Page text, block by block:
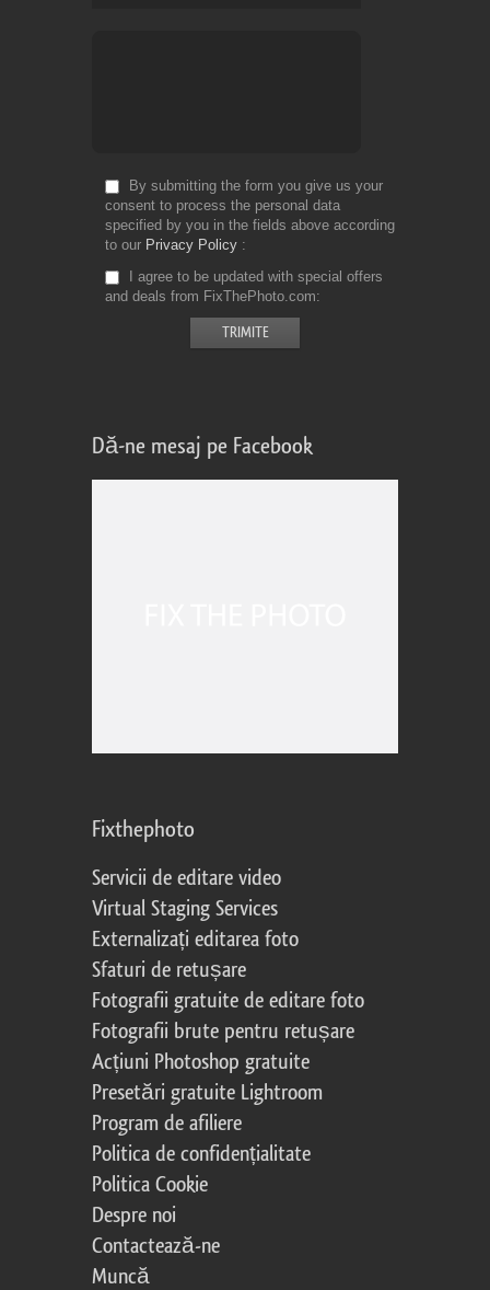
By submitting the form you give us your
consent to process the personal data
specified by you in the fields above according
to our Privacy Policy
I agree to be updated with special offers
and deals from FixThePhoto.com
Dă-ne mesaj pe Facebook
Fixthephoto
Servicii de editare video
Virtual Staging Services
Externalizați editarea foto
Sfaturi de retușare
Fotografii gratuite de editare foto
Fotografii brute pentru retușare
Acțiuni Photoshop gratuite
Presetări gratuite Lightroom
Program de afiliere
Politica de confidențialitate
Politica Cookie
Despre noi
Contactează-ne
Muncă